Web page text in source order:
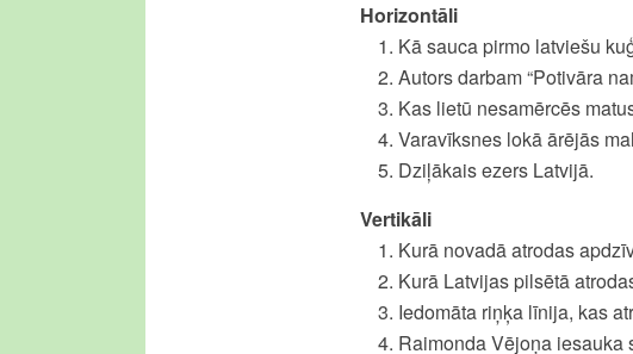
Horizontāli
Kā sauca pirmo latviešu
Autors darbam “Potivāra
Kas lietū nesamērcēs
Varavīksnes lokā ārējās
Dziļākais ezers Latvijā.
Vertikāli
Kurā novadā atrodas
Kurā Latvijas pilsētā
Iedomāta riņķa līnija, kas
Raimonda Vējoņa iesauka